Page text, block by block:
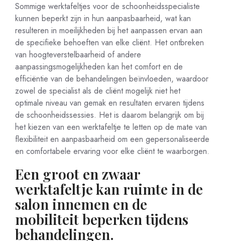
Sommige werktafeltjes voor de schoonheidsspecialiste
kunnen beperkt zijn in hun aanpasbaarheid, wat kan
resulteren in moeilijkheden bij het aanpassen ervan aan
de specifieke behoeften van elke cliënt. Het ontbreken
van hoogteverstelbaarheid of andere
aanpassingsmogelijkheden kan het comfort en de
efficiëntie van de behandelingen beïnvloeden, waardoor
zowel de specialist als de cliënt mogelijk niet het
optimale niveau van gemak en resultaten ervaren tijdens
de schoonheidssessies. Het is daarom belangrijk om bij
het kiezen van een werktafeltje te letten op de mate van
flexibiliteit en aanpasbaarheid om een gepersonaliseerde
en comfortabele ervaring voor elke cliënt te waarborgen.
Een groot en zwaar
werktafeltje kan ruimte in de
salon innemen en de
mobiliteit beperken tijdens
behandelingen.